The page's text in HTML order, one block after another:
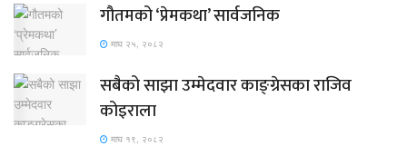
गौतमको ‘प्रेमकथा’ सार्वजनिक
माघ २५, २०८२
सबैको साझा उम्मेदवार काङ्ग्रेसका राजिव
कोइराला
माघ १९, २०८२